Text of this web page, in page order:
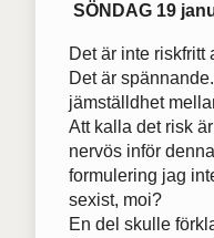
SÖNDAG 19
Det är inte riskfritt
Det är
jämställdhet
Att kalla det risk
nervös inför
formulering jag
sexist, moi?
En del skulle